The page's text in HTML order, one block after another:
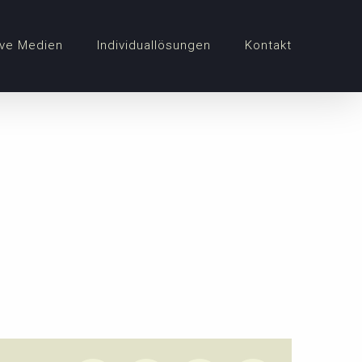
Medien Individuallösungen Kontakt